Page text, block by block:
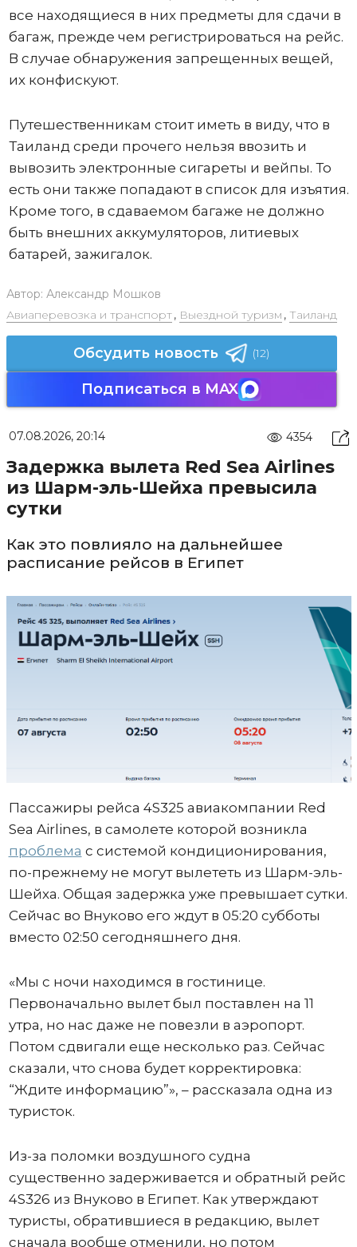
все находящиеся в них предметы для сдачи в
багаж, прежде чем регистрироваться на рейс.
В случае обнаружения запрещенных вещей,
их конфискуют.
Путешественникам стоит иметь в виду, что в
Таиланд среди прочего нельзя ввозить и
вывозить электронные сигареты и вейпы. То
есть они также попадают в список для изъятия.
Кроме того, в сдаваемом багаже не должно
быть внешних аккумуляторов, литиевых
батарей, зажигалок.
Автор: Александр Мошков
Авиаперевозка и транспорт, Выездной туризм , Таиланд
Обсудить новость (12)
Подписаться в MAX
07.08.2026, 20:14 4354
Задержка вылета Red Sea Airlines
из Шарм-эль-Шейха превысила
сутки
Как это повлияло на дальнейшее
расписание рейсов в Египет
Пассажиры рейса 4S325 авиакомпании Red
Sea Airlines, в самолете которой возникла
проблема с системой кондиционирования,
по-прежнему не могут вылететь из Шарм-эль-
Шейха. Общая задержка уже превышает сутки.
Сейчас во Внуково его ждут в 05:20 субботы
вместо 02:50 сегодняшнего дня.
«Мы с ночи находимся в гостинице.
Первоначально вылет был поставлен на 11
утра, но нас даже не повезли в аэропорт.
Потом сдвигали еще несколько раз. Сейчас
сказали, что снова будет корректировка:
“Ждите информацию”», – рассказала одна из
туристок.
Из-за поломки воздушного судна
существенно задерживается и обратный рейс
4S326 из Внуково в Египет. Как утверждают
туристы, обратившиеся в редакцию, вылет
сначала вообще отменили, но потом